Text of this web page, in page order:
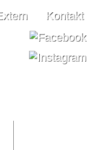
Kontakt